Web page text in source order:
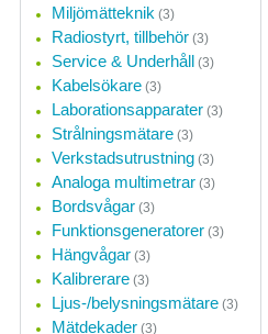
Miljömätteknik (3)
Radiostyrt, tillbehör (3)
Service & Underhåll (3)
Kabelsökare (3)
Laborationsapparater (3)
Strålningsmätare (3)
Verkstadsutrustning (3)
Analoga multimetrar (3)
Bordsvågar (3)
Funktionsgeneratorer (3)
Hängvågar (3)
Kalibrerare (3)
Ljus-/belysningsmätare (3)
Mätdekader (3)